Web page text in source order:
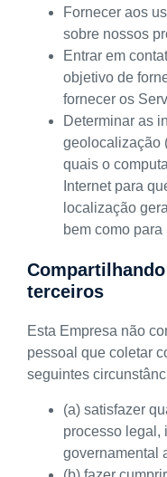
Fornecer aos
sobre nossos
Entrar em
objetivo de
fornecer os
Determinar as
geolocalização
quais o
Internet para
localização
bem como
terceiros
Esta Empresa não
pessoal que coletar
seguintes
(a) satisfazer
processo legal,
governamental